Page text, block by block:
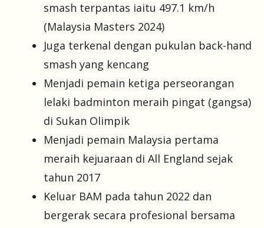
smash terpantas iaitu 497.1 km/h
(Malaysia Masters 2024)
Juga terkenal dengan pukulan back-hand
smash yang kencang
Menjadi pemain ketiga perseorangan
lelaki badminton meraih pingat (gangsa)
di Sukan Olimpik
Menjadi pemain Malaysia pertama
meraih kejuaraan di All England sejak
tahun 2017
Keluar BAM pada tahun 2022 dan
bergerak secara profesional bersama